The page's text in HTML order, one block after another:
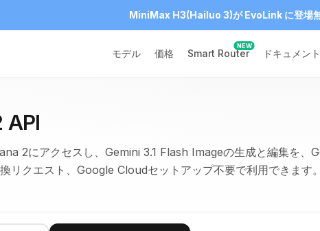
MiniMax H3(Hailuo 3)が EvoLink に登場
モデル 価格 Smart Router
NEW
ドキュメント
API
2にアクセスし、Gemini 3.1 Flash Imageの生成と編集を、
リクエスト、Google Cloudセットアップ不要で利用できます。